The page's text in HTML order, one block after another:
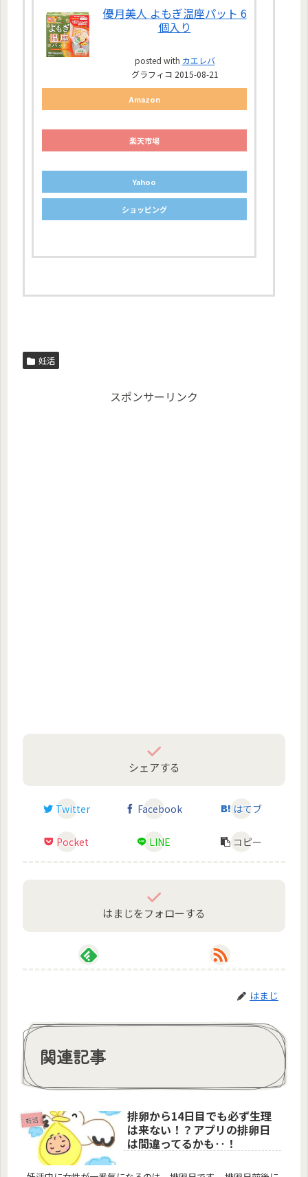
優月美人 よもぎ温座パット 6
個入り
posted with カエレバ
グラフィコ 2015-08-21
Amazon
楽天市場
Yahoo
ショッピング
妊活
スポンサーリンク
シェアする
Twitter Facebook はてブ
Pocket LINE コピー
はまじをフォローする
はまじ
関連記事
妊活
排卵から14日目でも必ず生理
は来ない！？アプリの排卵日
は間違ってるかも‥！